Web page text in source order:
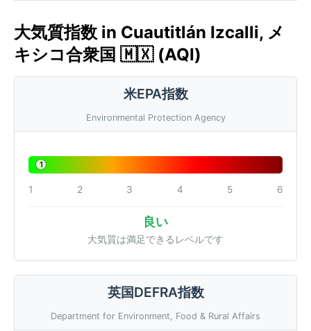
大気質指数 in Cuautitlán Izcalli, メ
キシコ合衆国 🇲🇽 (AQI)
米EPA指数
Environmental Protection Agency
1
1 2 3 4 5 6
良い
大気質は満足できるレベルです
英国DEFRA指数
Department for Environment, Food & Rural Affairs